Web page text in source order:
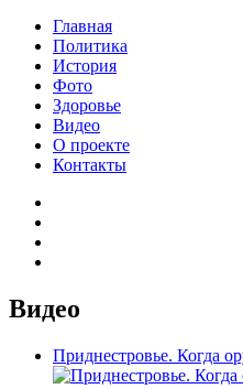
Главная
Политика
История
Фото
Здоровье
Видео
О проекте
Контакты
Видео
Приднестровье. Когда